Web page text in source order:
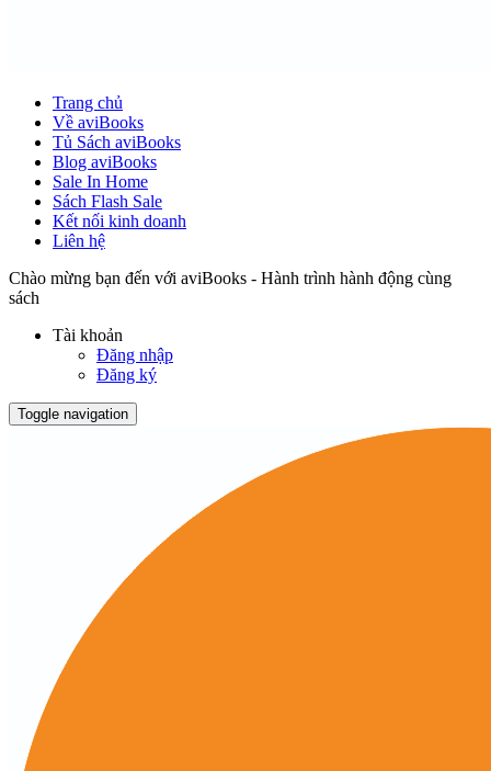
Trang chủ
Về aviBooks
Tủ Sách aviBooks
Blog aviBooks
Sale In Home
Sách Flash Sale
Kết nối kinh doanh
Liên hệ
Chào mừng bạn đến với aviBooks - Hành trình hành động cùng
sách
Tài khoản
Đăng nhập
Đăng ký
Toggle navigation